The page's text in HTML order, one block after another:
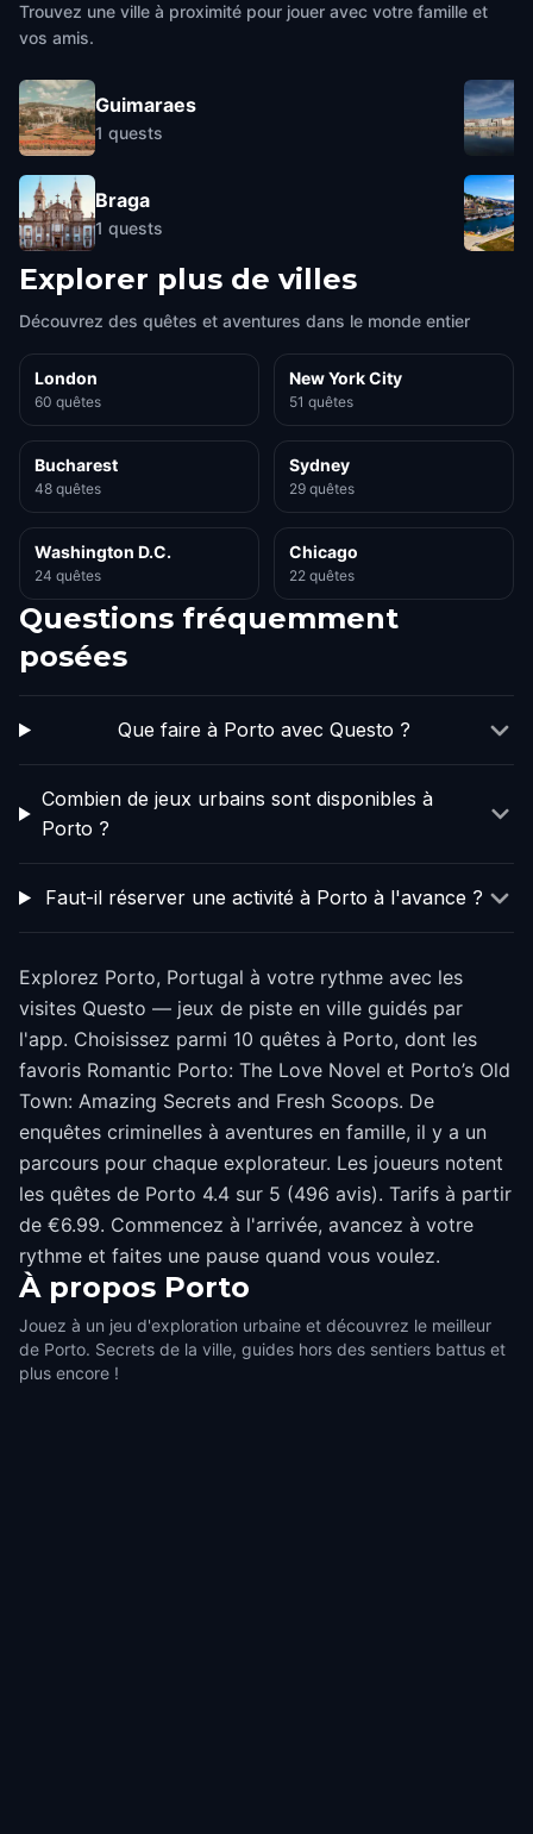
Trouvez une ville à proximité pour jouer avec votre famille et
vos amis.
Guimaraes
1 quests
Braga
1 quests
Explorer plus de villes
Découvrez des quêtes et aventures dans le monde entier
London
60 quêtes
New York City
51 quêtes
Bucharest
48 quêtes
Sydney
29 quêtes
Washington D.C.
24 quêtes
Chicago
22 quêtes
Questions fréquemment
posées
Que faire à Porto avec Questo ?
Combien de jeux urbains sont disponibles à
Porto ?
Faut-il réserver une activité à Porto à l'avance ?
Explorez Porto, Portugal à votre rythme avec les
visites Questo — jeux de piste en ville guidés par
l'app. Choisissez parmi 10 quêtes à Porto, dont les
favoris Romantic Porto: The Love Novel et Porto’s Old
Town: Amazing Secrets and Fresh Scoops. De
enquêtes criminelles à aventures en famille, il y a un
parcours pour chaque explorateur. Les joueurs notent
les quêtes de Porto 4.4 sur 5 (496 avis). Tarifs à partir
de €6.99. Commencez à l'arrivée, avancez à votre
rythme et faites une pause quand vous voulez.
À propos Porto
Jouez à un jeu d'exploration urbaine et découvrez le meilleur
de Porto. Secrets de la ville, guides hors des sentiers battus et
plus encore !